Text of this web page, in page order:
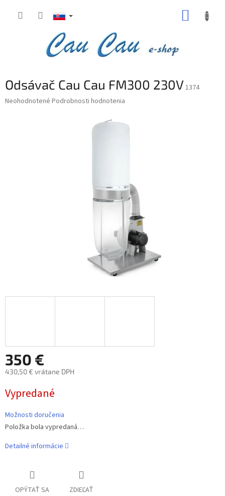
Odsávač Cau Cau FM300 230V1374
Priemerné
Neohodnotené Podrobnosti hodnotenia
350 €
430,50 € vrátane DPH
cena:
Vypredané
Možnosti doručenia
Položka bola vypredaná…
Detailné informácie
OPÝTAŤ SA ZDIEĽAŤ